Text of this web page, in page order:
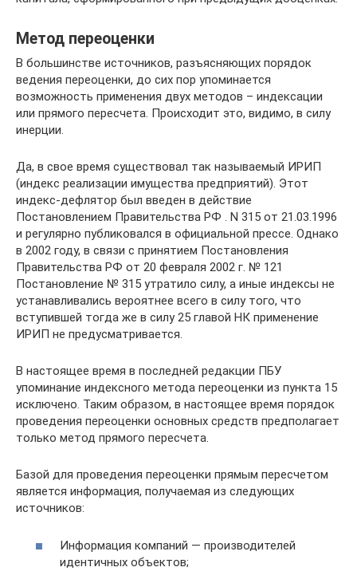
Метод переоценки
В большинстве источников, разъясняющих порядок
ведения переоценки, до сих пор упоминается
возможность применения двух методов – индексации
или прямого пересчета. Происходит это, видимо, в силу
инерции.
Да, в свое время существовал так называемый ИРИП
(индекс реализации имущества предприятий). Этот
индекс-дефлятор был введен в действие
Постановлением Правительства РФ . N 315 от 21.03.1996
и регулярно публиковался в официальной прессе. Однако
в 2002 году, в связи с принятием Постановления
Правительства РФ от 20 февраля 2002 г. № 121
Постановление № 315 утратило силу, а иные индексы не
устанавливались вероятнее всего в силу того, что
вступившей тогда же в силу 25 главой НК применение
ИРИП не предусматривается.
В настоящее время в последней редакции ПБУ
упоминание индексного метода переоценки из пункта 15
исключено. Таким образом, в настоящее время порядок
проведения переоценки основных средств предполагает
только метод прямого пересчета.
Базой для проведения переоценки прямым пересчетом
является информация, получаемая из следующих
источников:
Информация компаний — производителей
идентичных объектов;